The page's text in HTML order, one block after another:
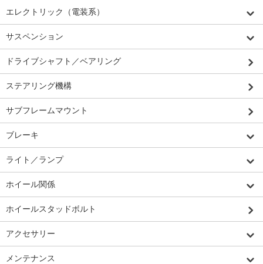
エレクトリック（電装系）
サスペンション
ドライブシャフト／ベアリング
ステアリング機構
サブフレームマウント
ブレーキ
ライト／ランプ
ホイール関係
ホイールスタッドボルト
アクセサリー
メンテナンス